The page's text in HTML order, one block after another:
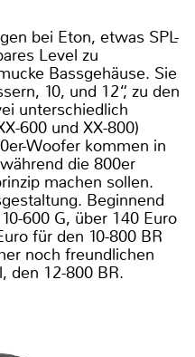
bei Eton, etwas SPL-
Level zu
Bassgehäuse. Sie
10, und 12“, zu den
unterschiedlich
600 und XX-800)
Woofer kommen in
die 800er
machen sollen.
Beginnend
600 G, über 140 Euro
für den 10-800 BR
noch freundlichen
den 12-800 BR.